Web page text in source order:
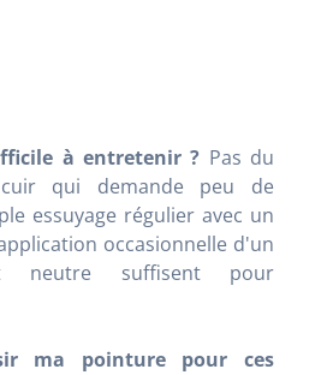
à entretenir ? Pas du
qui demande peu de
essuyage régulier avec un
occasionnelle d'un
neutre suffisent pour
ma pointure pour ces